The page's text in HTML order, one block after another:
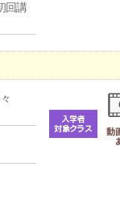
回講